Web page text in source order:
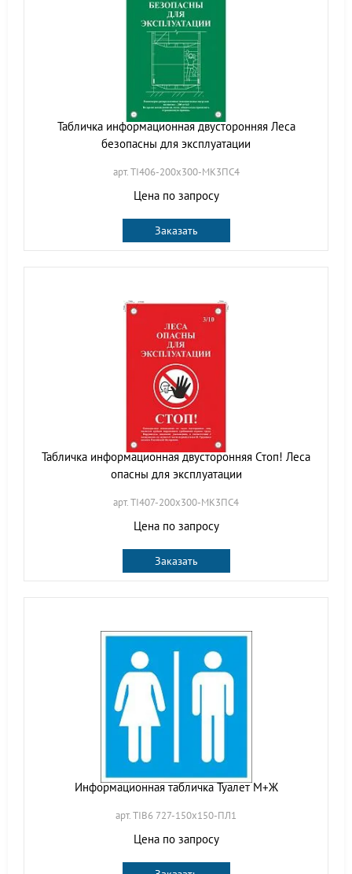
Табличка информационная двусторонняя Леса
безопасны для эксплуатации
арт. TI406-200х300-МК3ПС4
Цена по запросу
Заказать
Табличка информационная двусторонняя Стоп! Леса
опасны для эксплуатации
арт. TI407-200х300-МК3ПС4
Цена по запросу
Заказать
Информационная табличка Туалет М+Ж
арт. TIB6 727-150х150-ПЛ1
Цена по запросу